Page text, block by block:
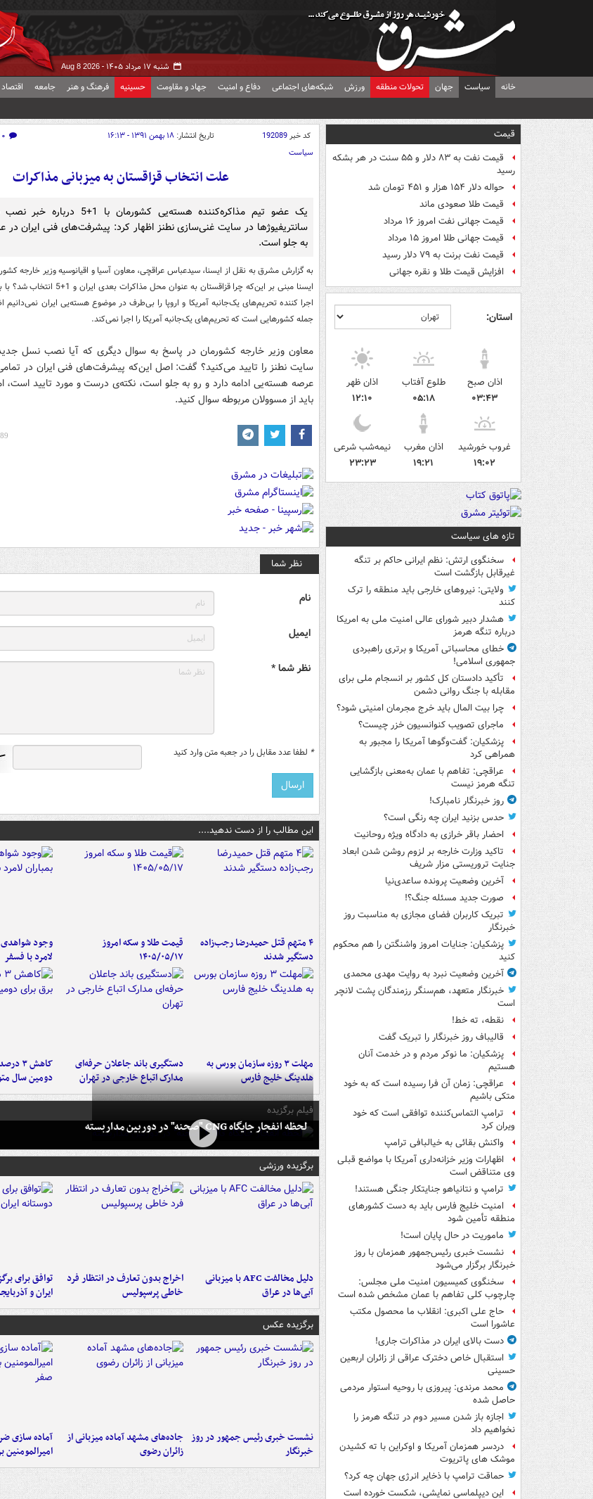
شنبه ۱۷ مرداد ۱۴۰۵ - Aug 8 2026
خانه سیاست جهان تحولات منطقه ورزش شبکه‌های اجتماعی دفاع و امنیت جهاد و مقاومت حسینیه فرهنگ و هنر جامعه اقتصاد
قیمت
قیمت نفت به ۸۳ دلار و ۵۵ سنت در هر بشکه
رسید
حواله دلار ۱۵۴ هزار و ۴۵۱ تومان شد
قیمت طلا صعودی ماند
قیمت جهانی نفت امروز ۱۶ مرداد
قیمت جهانی طلا امروز ۱۵ مرداد
قیمت نفت برنت به ۷۹ دلار رسید
افزایش قیمت طلا و نقره جهانی
استان:
اذان صبح
۰۳:۴۳
طلوع آفتاب
۰۵:۱۸
اذان ظهر
۱۲:۱۰
غروب خورشید
۱۹:۰۲
اذان مغرب
۱۹:۲۱
نیمه‌شب شرعی
۲۳:۲۳
تازه های سیاست
سخنگوی ارتش: نظم ایرانی حاکم بر تنگه
غیرقابل بازگشت است
ولایتی: نیروهای خارجی باید منطقه را ترک
کنند
هشدار دبیر شورای عالی امنیت ملی به امریکا
درباره تنگه هرمز
خطای محاسباتی آمریکا و برتری راهبردی
جمهوری اسلامی!
تأکید دادستان کل کشور بر انسجام ملی برای
مقابله با جنگ روانی دشمن
چرا بیت المال باید خرج مجرمان امنیتی شود؟
ماجرای تصویب کنوانسیون خزر چیست؟
پزشکیان: گفت‌وگوها آمریکا را مجبور به
همراهی کرد
عراقچی: تفاهم با عمان به‌معنی بازگشایی
تنگه هرمز نیست
روز خبرنگار نامبارک!
حدس بزنید ایران چه رنگی است؟
احضار باقر خرازی به دادگاه ویژه روحانیت
تاکید وزارت خارجه بر لزوم روشن شدن ابعاد
جنایت تروریستی مزار شریف
آخرین وضعیت پرونده ساعدی‌نیا
صورت جدید مسئله جنگ؟!
تبریک کاربران فضای مجازی به مناسبت روز
خبرنگار
پزشکیان: جنایات امروز واشنگتن را هم محکوم
کنید
آخرین وضعیت نبرد به روایت مهدی محمدی
خبرنگار متعهد، هم‌سنگر رزمندگان پشت لانچر
است
نقطه، ته خط!
قالیباف روز خبرنگار را تبریک گفت
پزشکیان: ما نوکر مردم و در خدمت آنان
هستیم
عراقچی: زمان آن فرا رسیده است که به خود
متکی باشیم
ترامپ التماس‌کننده توافقی است که خود
ویران کرد
واکنش بقائی به خیالبافی ترامپ
اظهارات وزیر خزانه‌داری آمریکا با مواضع قبلی
وی متناقض است
ترامپ و نتانیاهو جنایتکار جنگی هستند!
امنیت خلیج فارس باید به دست کشورهای
منطقه تأمین شود
ماموریت در حال پایان است!
نشست خبری رئیس‌جمهور همزمان با روز
خبرنگار برگزار می‌شود
سخنگوی کمیسیون امنیت ملی مجلس:
چارچوب کلی تفاهم با عمان مشخص شده است
حاج علی اکبری: انقلاب ما محصول مکتب
عاشورا است
دست بالای ایران در مذاکرات جاری!
استقبال خاص دخترک عراقی از زائران اربعین
حسینی
محمد مرندی: پیروزی با روحیه استوار مردمی
حاصل شده
اجازه باز شدن مسیر دوم در تنگه هرمز را
نخواهیم داد
دردسر همزمان آمریکا و اوکراین با ته کشیدن
موشک های پاتریوت
حماقت ترامپ با ذخایر انرژی جهان چه کرد؟
این دیپلماسی نمایشی، شکست خورده است
کد خبر192089 تاریخ انتشار: ۱۸ بهمن ۱۳۹۱ - ۱۶:۱۳ ۰ نظر
سیاست
علت انتخاب قزاقستان به میزبانی مذاکرات
یک عضو تیم مذاکره‌کننده هسته‌یی
سانتریفیوژها در سایت غنی‌سازی نطنز اظهار کرد: پیشرفت‌های فنی ایران
به جلو است.
به گزارش مشرق به نقل از ایسنا، سیدعباس عراقچی،‌ معاون آسیا و اقیانوسیه وزیر خارجه
ایسنا مبنی بر این‌که چرا قزاقستان به
اجرا کننده تحریم‌های یک‌جانبه آمریکا و اروپا را بی‌طرف در موضوع هسته‌یی ایران نمی‌دانیم
جمله کشورهایی است که تحریم‌های یک‌جانبه آمریکا را اجرا نمی‌کند.
معاون وزیر خارجه کشورمان در پاسخ به سوال دیگری که آیا نصب نسل جدید
سایت نطنز را تایید می‌کنید؟ گفت: اصل این‌که پیشرفت‌های فنی ایران در
عرصه هسته‌یی ادامه دارد و رو به جلو است، نکته‌ی درست و مورد تایید است،
باید از مسوولان مربوطه سوال کنید.
نظر شما
نام
ایمیل
نظر شما *
* لطفا عدد مقابل را در جعبه متن وارد کنید
این مطالب را از دست ندهید....
۴ متهم قتل حمیدرضا رجب‌زاده
دستگیر شدند
قیمت طلا و سکه امروز
۱۴۰۵/۰۵/۱۷
وجود شواهدی
لامرد با فسفر
مهلت ۳ روزه سازمان بورس به
هلدینگ خلیج فارس
دستگیری باند جاعلان حرفه‌ای
مدارک اتباع خارجی در تهران
کاهش
دومین سال
فیلم برگزیده
لحظه انفجار جایگاه CNG "صحنه" در دوربین مداربسته
برگزیده ورزشی
دلیل مخالفت AFC با میزبانی
آبی‌ها در عراق
اخراج بدون تعارف در انتظار فرد
خاطی پرسپولیس
توافق برای
ایران و
برگزیده عکس
نشست خبری رئیس جمهور در روز
خبرنگار
جاده‌های مشهد آماده میزبانی از
زائران رضوی
آماده سازی
امیرالمومنین